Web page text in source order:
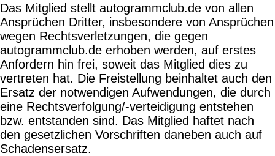
Das Mitglied stellt autogrammclub.de von allen
Ansprüchen Dritter, insbesondere von Ansprüchen
wegen Rechtsverletzungen, die gegen
autogrammclub.de erhoben werden, auf erstes
Anfordern hin frei, soweit das Mitglied dies zu
vertreten hat. Die Freistellung beinhaltet auch den
Ersatz der notwendigen Aufwendungen, die durch
eine Rechtsverfolgung/-verteidigung entstehen
bzw. entstanden sind. Das Mitglied haftet nach
den gesetzlichen Vorschriften daneben auch auf
Schadensersatz.